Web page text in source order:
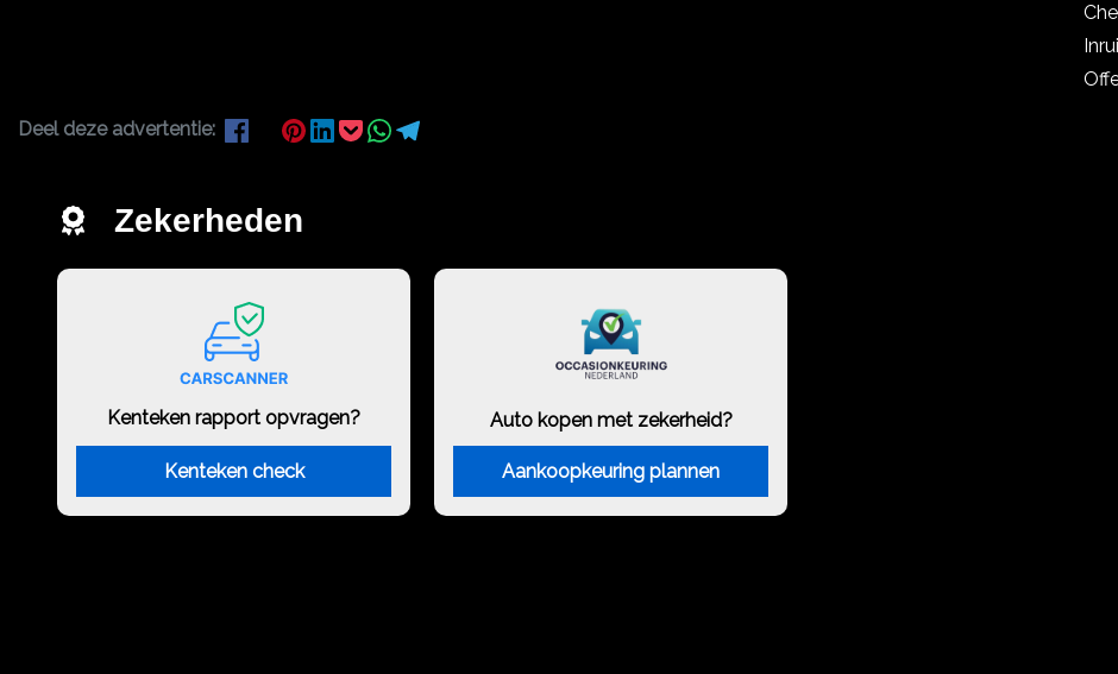
Deel deze advertentie:
Zekerheden
Kenteken rapport opvragen?
Kenteken check
Auto kopen met zekerheid?
Aankoopkeuring plannen